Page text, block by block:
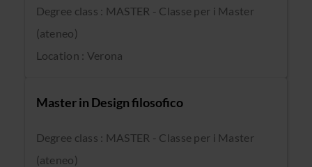
Degree class : MASTER - Classe per i Master
(ateneo)
Location : Verona
Master in Design filosofico
Degree class : MASTER - Classe per i Master
(ateneo)